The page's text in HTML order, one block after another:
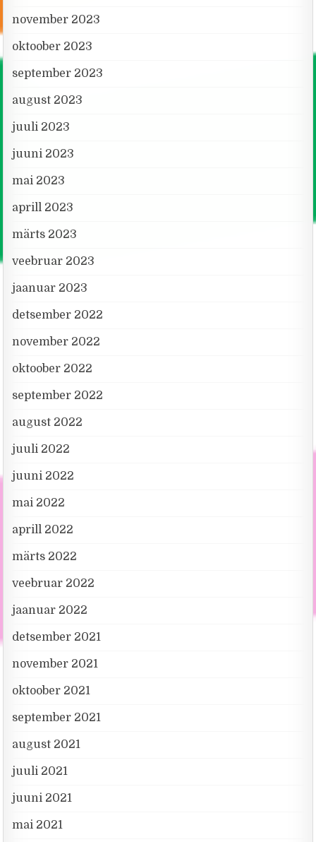
november 2023
oktoober 2023
september 2023
august 2023
juuli 2023
juuni 2023
mai 2023
aprill 2023
märts 2023
veebruar 2023
jaanuar 2023
detsember 2022
november 2022
oktoober 2022
september 2022
august 2022
juuli 2022
juuni 2022
mai 2022
aprill 2022
märts 2022
veebruar 2022
jaanuar 2022
detsember 2021
november 2021
oktoober 2021
september 2021
august 2021
juuli 2021
juuni 2021
mai 2021